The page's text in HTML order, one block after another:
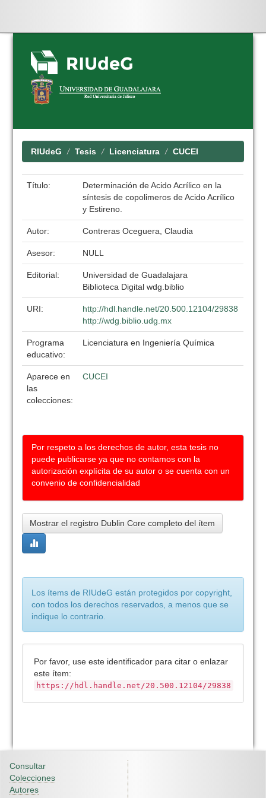
Skip
navigation
RIUdeG Tesis Licenciatura CUCEI
Título:
Determinación de Acido Acrílico en la
síntesis de copolimeros de Acido Acrílico
y Estireno.
Autor: Contreras Oceguera, Claudia
Asesor: NULL
Editorial:
Universidad de Guadalajara
Biblioteca Digital wdg.biblio
URI:
http://hdl.handle.net/20.500.12104/29838
http://wdg.biblio.udg.mx
Programa
educativo:
Licenciatura en Ingeniería Química
Aparece en
las
colecciones:
CUCEI
Por respeto a los derechos de autor, esta tesis no
puede publicarse ya que no contamos con la
autorización explícita de su autor o se cuenta con un
convenio de confidencialidad
Mostrar el registro Dublin Core completo del ítem
Los ítems de RIUdeG están protegidos por copyright,
con todos los derechos reservados, a menos que se
indique lo contrario.
Por favor, use este identificador para citar o enlazar
este ítem:
https://hdl.handle.net/20.500.12104/29838
Consultar
Colecciones
Autores